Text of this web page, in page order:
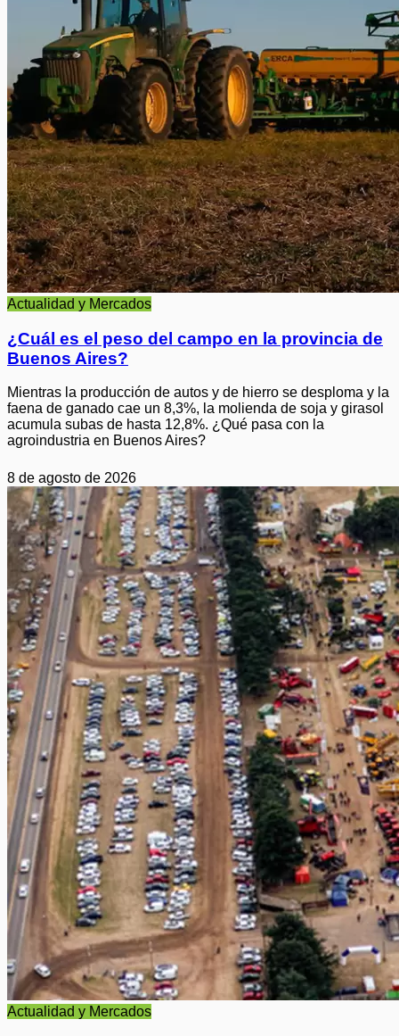
Actualidad y Mercados
¿Cuál es el peso del campo en la provincia de
Buenos Aires?
Mientras la producción de autos y de hierro se desploma y la
faena de ganado cae un 8,3%, la molienda de soja y girasol
acumula subas de hasta 12,8%. ¿Qué pasa con la
agroindustria en Buenos Aires?
8 de agosto de 2026
Actualidad y Mercados